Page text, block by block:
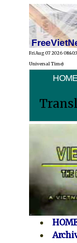
Fri Aug 07 2026
Universal Time)